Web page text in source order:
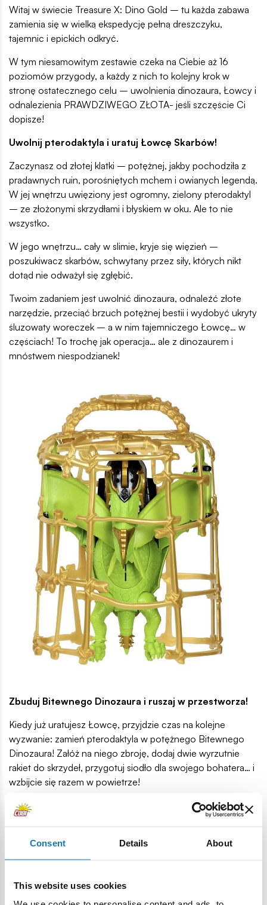
Consent Details About
This website uses cookies
Witaj w świecie Treasure X: Dino Gold – tu każda zabawa
zamienia się w wielką ekspedycję pełną dreszczyku,
tajemnic i epickich odkryć.
W tym niesamowitym zestawie czeka na Ciebie aż 16
poziomów przygody, a każdy z nich to kolejny krok w
stronę ostatecznego celu – uwolnienia dinozaura, Łowcy i
odnalezienia PRAWDZIWEGO ZŁOTA- jeśli szczęście Ci
dopisze!
Uwolnij pterodaktyla i uratuj Łowcę Skarbów!
Zaczynasz od złotej klatki – potężnej, jakby pochodziła z
pradawnych ruin, porośniętych mchem i owianych legendą.
W jej wnętrzu uwięziony jest ogromny, zielony pterodaktyl
– ze złożonymi skrzydłami i błyskiem w oku. Ale to nie
wszystko.
W jego wnętrzu… cały w slimie, kryje się więzień –
poszukiwacz skarbów, schwytany przez siły, których nikt
dotąd nie odważył się zgłębić.
Twoim zadaniem jest uwolnić dinozaura, odnaleźć złote
narzędzie, przeciąć brzuch potężnej bestii i wydobyć ukryty
śluzowaty woreczek – a w nim tajemniczego Łowcę… w
częściach! To trochę jak operacja… ale z dinozaurem i
mnóstwem niespodzianek!
Zbuduj Bitewnego Dinozaura i ruszaj w przestworza!
Kiedy już uratujesz Łowcę, przyjdzie czas na kolejne
wyzwanie: zamień pterodaktyla w potężnego Bitewnego
Dinozaura! Załóż na niego zbroję, dodaj dwie wyrzutnie
rakiet do skrzydeł, przygotuj siodło dla swojego bohatera… i
wzbijcie się razem w powietrze!
Czy jesteś gotów, by przejąć kontrolę nad jednym z
najpotężniejszych stworzeń prehistorycznego świata? Bo
Czy znajdziesz prawdziwy złoty skarb?
Nagle pojawia się skrzynia. Zamknięta, chroniona przez dwa